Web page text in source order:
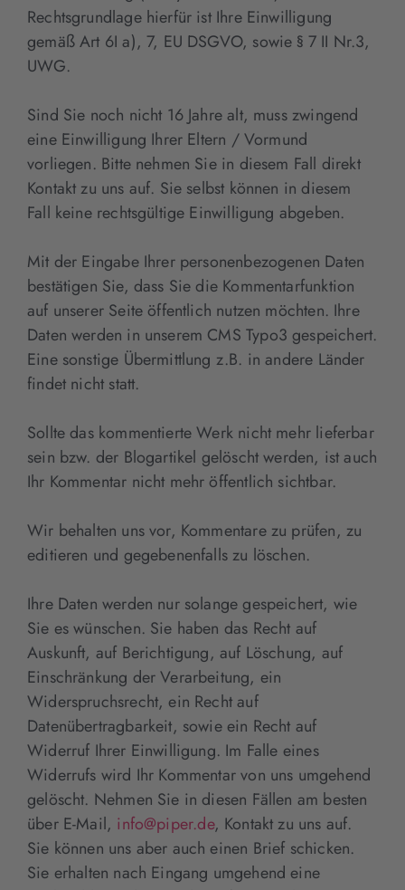
Rechtsgrundlage hierfür ist Ihre Einwilligung
gemäß Art 6I a), 7, EU DSGVO, sowie § 7 II Nr.3,
UWG.
Sind Sie noch nicht 16 Jahre alt, muss zwingend
eine Einwilligung Ihrer Eltern / Vormund
vorliegen. Bitte nehmen Sie in diesem Fall direkt
Kontakt zu uns auf. Sie selbst können in diesem
Fall keine rechtsgültige Einwilligung abgeben.
Mit der Eingabe Ihrer personenbezogenen Daten
bestätigen Sie, dass Sie die Kommentarfunktion
auf unserer Seite öffentlich nutzen möchten. Ihre
Daten werden in unserem CMS Typo3 gespeichert.
Eine sonstige Übermittlung z.B. in andere Länder
findet nicht statt.
Sollte das kommentierte Werk nicht mehr lieferbar
sein bzw. der Blogartikel gelöscht werden, ist auch
Ihr Kommentar nicht mehr öffentlich sichtbar.
Wir behalten uns vor, Kommentare zu prüfen, zu
editieren und gegebenenfalls zu löschen.
Ihre Daten werden nur solange gespeichert, wie
Sie es wünschen. Sie haben das Recht auf
Auskunft, auf Berichtigung, auf Löschung, auf
Einschränkung der Verarbeitung, ein
Widerspruchsrecht, ein Recht auf
Datenübertragbarkeit, sowie ein Recht auf
Widerruf Ihrer Einwilligung. Im Falle eines
Widerrufs wird Ihr Kommentar von uns umgehend
gelöscht. Nehmen Sie in diesen Fällen am besten
über E-Mail, info@piper.de, Kontakt zu uns auf.
Sie können uns aber auch einen Brief schicken.
Sie erhalten nach Eingang umgehend eine